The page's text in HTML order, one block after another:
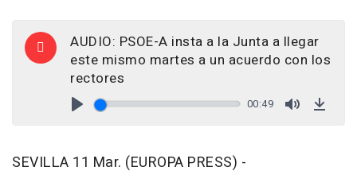
AUDIO: PSOE-A insta a la Junta a llegar
este mismo martes a un acuerdo con los
rectores
00:49
SEVILLA 11 Mar. (EUROPA PRESS) -